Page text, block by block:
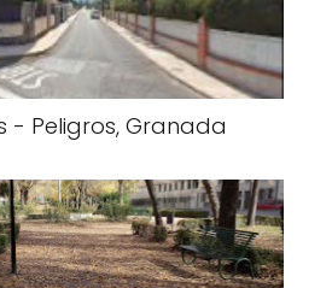
- Peligros, Granada